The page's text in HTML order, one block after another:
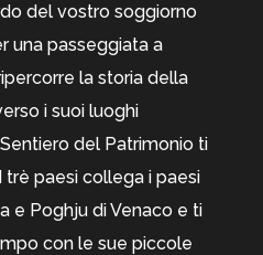
del vostro soggiorno
una passeggiata a
la storia della
i suoi luoghi
del Patrimonio ti
trè paesi collega i paesi
e Poghju di Venaco e ti
con le sue piccole